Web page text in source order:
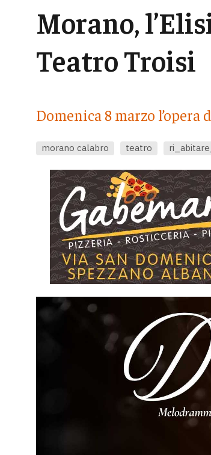
Morano,
Teatro Troisi
Domenica 8 marzo
morano calabro teatro